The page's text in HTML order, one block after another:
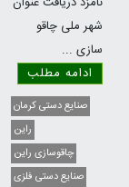
شهر ملی چاقو
سازی...
ادامه مطلب
صنایع دستی کرمان
راین
چاقوسازی راین
صنایع دستی فلزی